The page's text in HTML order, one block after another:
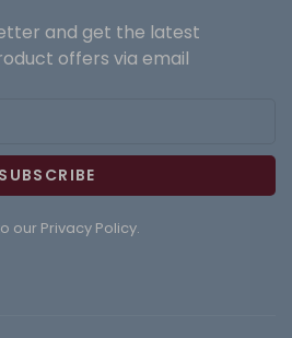
and get the latest
offers via email
SUBSCRIBE
our Privacy Policy.